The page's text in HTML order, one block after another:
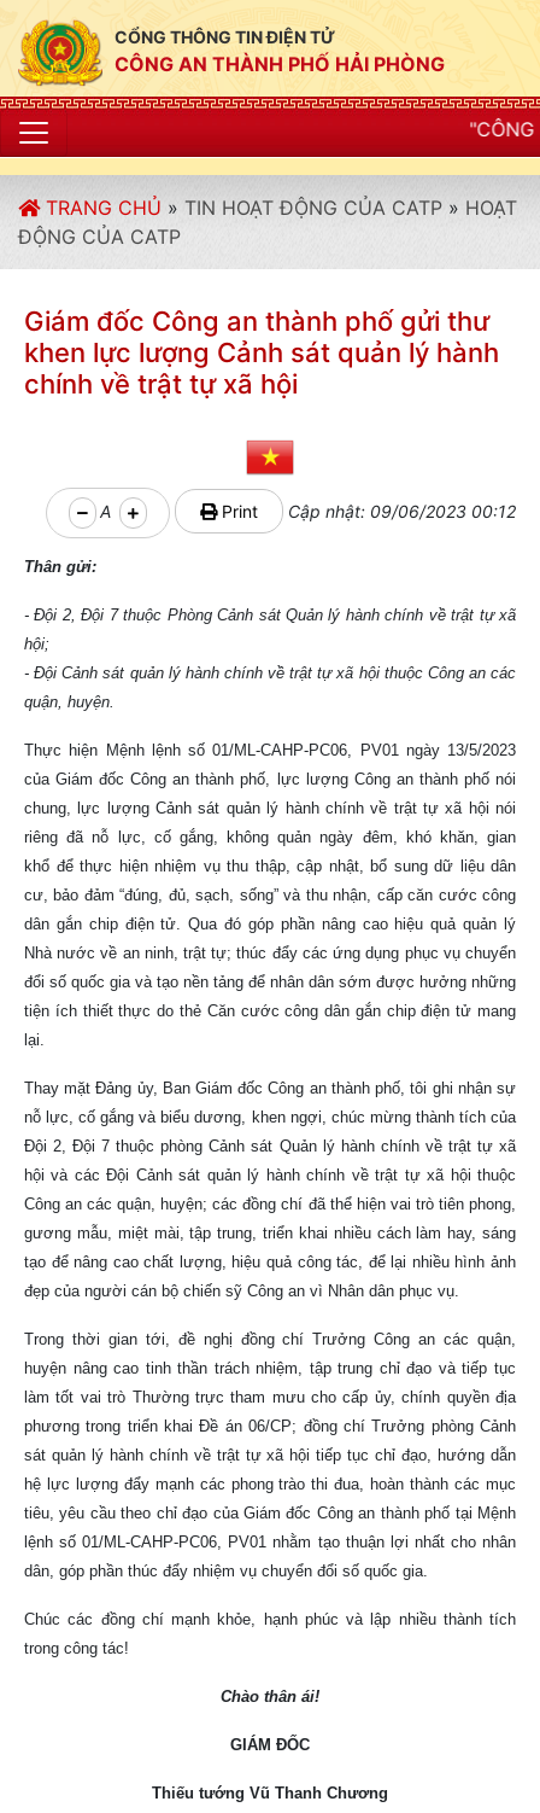
CỔNG THÔNG TIN ĐIỆN TỬ
CÔNG AN THÀNH PHỐ HẢI PHÒNG
"CÔNG AN THÀNH PHỐ
TRANG CHỦ » TIN HOẠT ĐỘNG CỦA CATP » HOẠT
ĐỘNG CỦA CATP
Giám đốc Công an thành phố gửi thư
khen lực lượng Cảnh sát quản lý hành
chính về trật tự xã hội
A Print Cập nhật: 09/06/2023 00:12
Thân gửi:
- Đội 2, Đội 7 thuộc Phòng Cảnh sát Quản lý hành chính về trật tự xã
hội;
- Đội Cảnh sát quản lý hành chính về trật tự xã hội thuộc Công an các
quận, huyện.
Thực hiện Mệnh lệnh số 01/ML-CAHP-PC06, PV01 ngày 13/5/2023
của Giám đốc Công an thành phố, lực lượng Công an thành phố nói
chung, lực lượng Cảnh sát quản lý hành chính về trật tự xã hội nói
riêng đã nỗ lực, cố gắng, không quản ngày đêm, khó khăn, gian
khổ để thực hiện nhiệm vụ thu thập, cập nhật, bổ sung dữ liệu dân
cư, bảo đảm “đúng, đủ, sạch, sống” và thu nhận, cấp căn cước công
dân gắn chip điện tử. Qua đó góp phần nâng cao hiệu quả quản lý
Nhà nước về an ninh, trật tự; thúc đẩy các ứng dụng phục vụ chuyển
đổi số quốc gia và tạo nền tảng để nhân dân sớm được hưởng những
tiện ích thiết thực do thẻ Căn cước công dân gắn chip điện tử mang
lại.
Thay mặt Đảng ủy, Ban Giám đốc Công an thành phố, tôi ghi nhận sự
nỗ lực, cố gắng và biểu dương, khen ngợi, chúc mừng thành tích của
Đội 2, Đội 7 thuộc phòng Cảnh sát Quản lý hành chính về trật tự xã
hội và các Đội Cảnh sát quản lý hành chính về trật tự xã hội thuộc
Công an các quận, huyện; các đồng chí đã thể hiện vai trò tiên phong,
gương mẫu, miệt mài, tập trung, triển khai nhiều cách làm hay, sáng
tạo để nâng cao chất lượng, hiệu quả công tác, để lại nhiều hình ảnh
đẹp của người cán bộ chiến sỹ Công an vì Nhân dân phục vụ.
Trong thời gian tới, đề nghị đồng chí Trưởng Công an các quận,
huyện nâng cao tinh thần trách nhiệm, tập trung chỉ đạo và tiếp tục
làm tốt vai trò Thường trực tham mưu cho cấp ủy, chính quyền địa
phương trong triển khai Đề án 06/CP; đồng chí Trưởng phòng Cảnh
sát quản lý hành chính về trật tự xã hội tiếp tục chỉ đạo, hướng dẫn
hệ lực lượng đẩy mạnh các phong trào thi đua, hoàn thành các mục
tiêu, yêu cầu theo chỉ đạo của Giám đốc Công an thành phố tại Mệnh
lệnh số 01/ML-CAHP-PC06, PV01 nhằm tạo thuận lợi nhất cho nhân
dân, góp phần thúc đẩy nhiệm vụ chuyển đổi số quốc gia.
Chúc các đồng chí mạnh khỏe, hạnh phúc và lập nhiều thành tích
trong công tác!
Chào thân ái!
GIÁM ĐỐC
Thiếu tướng Vũ Thanh Chương